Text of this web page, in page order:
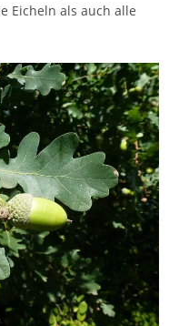
Eicheln als auch alle